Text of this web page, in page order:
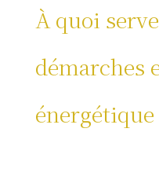
À quoi
démarches
énergétique